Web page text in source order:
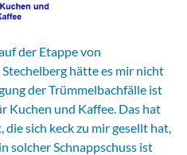
der Etappe von
hätte es mir nicht
der Trümmelbachfälle ist
Kuchen und Kaffee. Das hat
die sich keck zu mir gesellt hat,
solcher Schnappschuss ist